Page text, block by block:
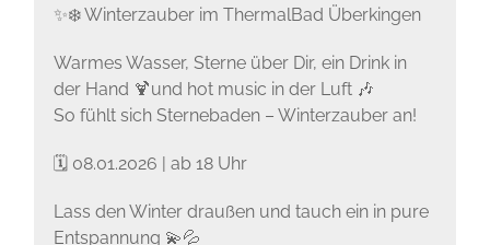
✨❄️ Winterzauber im ThermalBad Überkingen
Warmes Wasser, Sterne über Dir, ein Drink in
der Hand 🍹und hot music in der Luft 🎶
So fühlt sich Sternebaden – Winterzauber an!
🗓 08.01.2026 | ab 18 Uhr
Lass den Winter draußen und tauch ein in pure
Entspannung 💫💦